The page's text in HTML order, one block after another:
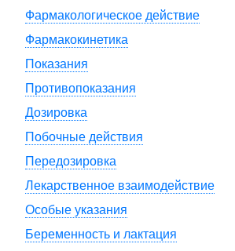
Фармакологическое действие
Фармакокинетика
Показания
Противопоказания
Дозировка
Побочные действия
Передозировка
Лекарственное взаимодействие
Особые указания
Беременность и лактация